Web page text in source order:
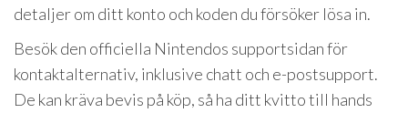
detaljer om ditt konto och koden du försöker lösa in.
Besök den officiella Nintendos supportsidan för
kontaktalternativ, inklusive chatt och e-postsupport.
De kan kräva bevis på köp, så ha ditt kvitto till hands